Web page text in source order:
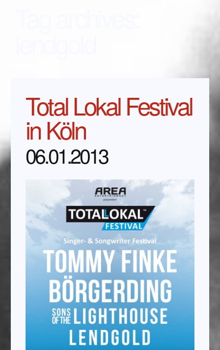
Total Lokal Festival
in Köln
06.01.2013